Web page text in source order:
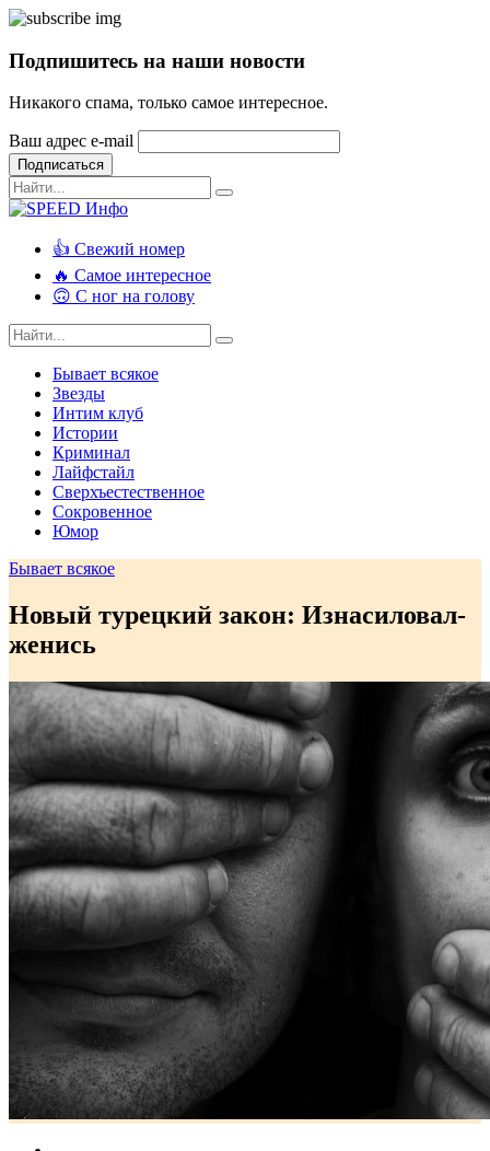
Подпишитесь на наши новости
Никакого спама, только самое интересное.
Ваш адрес e-mail
Подписаться
👍 Свежий номер
🔥 Самое интересное
🙃 С ног на голову
Бывает всякое
Звезды
Интим клуб
Истории
Криминал
Лайфстайл
Сверхъестественное
Сокровенное
Юмор
Бывает всякое
Новый турецкий закон: Изнасиловал-
женись